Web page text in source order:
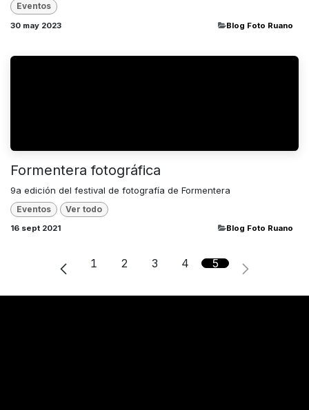
Eventos
30 may 2023 ​Blog Foto Ruano
Formentera fotográfica
9a edición del festival de fotografía de Formentera
Eventos Ver todo
16 sept 2021 ​Blog Foto Ruano
1 2 3 4 5